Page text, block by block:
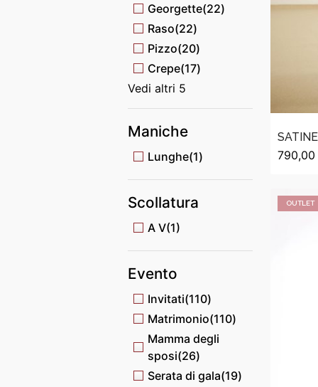
Georgette(22)
Raso(22)
Pizzo(20)
Crepe(17)
Vedi altri 5
Maniche
Lunghe(1)
Scollatura
A V(1)
Evento
Invitati(110)
Matrimonio(110)
Mamma degli
sposi(26)
Serata di gala(19)
SATINE
790,00
OUTLET